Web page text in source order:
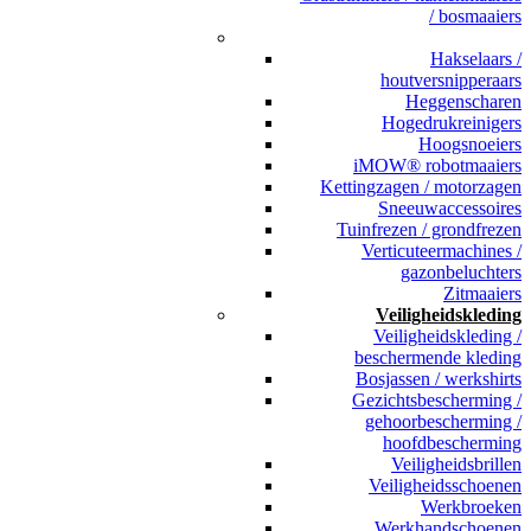
/ bosmaaiers
Hakselaars /
houtversnipperaars
Heggenscharen
Hogedrukreinigers
Hoogsnoeiers
iMOW® robotmaaiers
Kettingzagen / motorzagen
Sneeuwaccessoires
Tuinfrezen / grondfrezen
Verticuteermachines /
gazonbeluchters
Zitmaaiers
Veiligheidskleding
Veiligheidskleding /
beschermende kleding
Bosjassen / werkshirts
Gezichtsbescherming /
gehoorbescherming /
hoofdbescherming
Veiligheidsbrillen
Veiligheidsschoenen
Werkbroeken